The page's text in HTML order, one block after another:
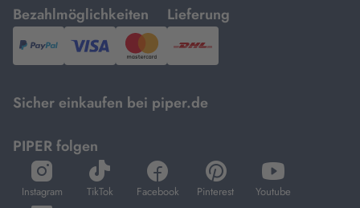
Bezahlmöglichkeiten
mit
PayPal,Visa
und
Lieferung
mit
DHL.
Sicher einkaufen bei piper.de
PIPER folgen
Instagram
öffnet
in
TikTok
öffnet
in
Facebook
öffnet
in
Pinterest
öffnet
in
Youtube
öffnet
in